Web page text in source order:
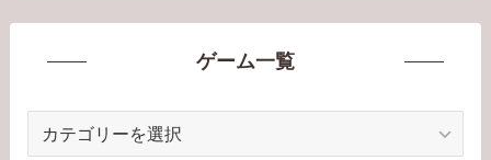
ゲーム一覧